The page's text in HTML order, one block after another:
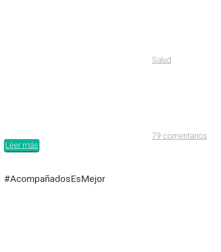
Salud
79 comentarios
Leer más
#AcompañadosEsMejor